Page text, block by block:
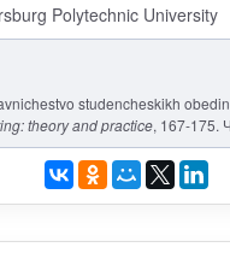
Polytechnic University
studencheskikh
theory and practice, 167-175.